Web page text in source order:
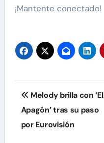
¡Mantente conectado!
Navegación
de
entradas
Melody brilla con ‘El
Apagón’ tras su paso
por Eurovisión